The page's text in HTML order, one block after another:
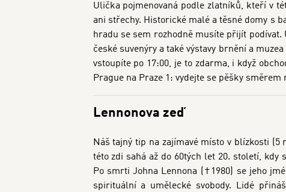
Ulička pojmenovaná podle zlatníků, kteří v
ani střechy. Historické malé a těsné domy s
hradu se sem rozhodně musíte přijít
české suvenýry a také výstavy brnění a
vstoupíte po 17:00, je to zdarma, i když
Prague na Praze 1: vydejte se pěšky
Lennonova zeď
Náš tajný tip na zajímavé místo v blízkosti
této zdi sahá až do 60tých let 20. století,
Po smrti Johna Lennona (†1980) se jeho
spirituální a umělecké svobody. Lidé